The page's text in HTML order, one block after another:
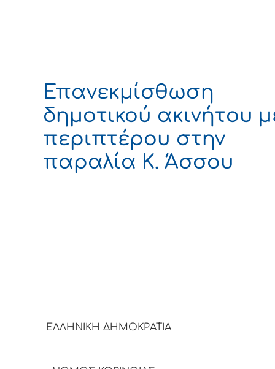
Επανεκμίσθωση
δημοτικού ακινήτου
περιπτέρου στην
παραλία Κ. Άσσου
ΕΛΛΗΝΙΚΗ ΔΗΜΟΚΡΑΤΙΑ